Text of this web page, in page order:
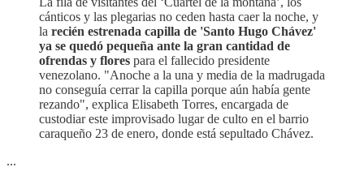
cánticos y las plegarias no ceden hasta caer la noche, y
la recién estrenada capilla de 'Santo Hugo Chávez'
ya se quedó pequeña ante la gran cantidad de
ofrendas y flores para el fallecido presidente
venezolano. "Anoche a la una y media de la madrugada
no conseguía cerrar la capilla porque aún había gente
rezando", explica Elisabeth Torres, encargada de
custodiar este improvisado lugar de culto en el barrio
caraqueño 23 de enero, donde está sepultado Chávez.
...